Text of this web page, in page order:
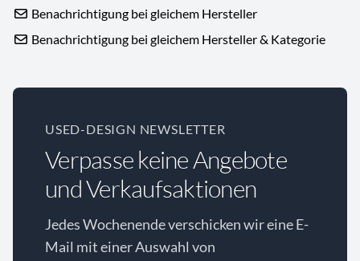
Benachrichtigung bei gleichem Hersteller
Benachrichtigung bei gleichem Hersteller & Kategorie
USED-DESIGN NEWSLETTER
Verpasse keine Angebote
und Verkaufsaktionen
Jedes Wochenende verschicken wir eine E-
Mail mit einer Auswahl von